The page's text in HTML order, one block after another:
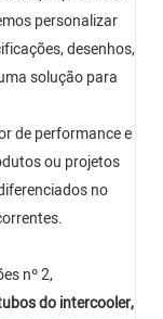
personalizar
desenhos,
solução para
de performance e
ou projetos
no
nº 2,
do intercooler,